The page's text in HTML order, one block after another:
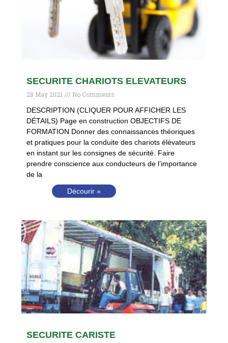
SECURITE CHARIOTS ELEVATEURS
28 May 2021
No Comments
DESCRIPTION (CLIQUER POUR AFFICHER LES
DÉTAILS) Page en construction OBJECTIFS DE
FORMATION Donner des connaissances théoriques
et pratiques pour la conduite des chariots élévateurs
en instant sur les consignes de sécurité. Faire
prendre conscience aux conducteurs de l’importance
de la
Décourir »
SECURITE CARISTE